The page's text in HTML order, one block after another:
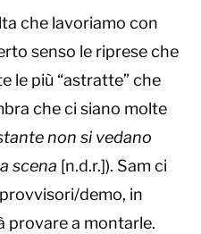
che lavoriamo con
senso le riprese che
le più “astratte” che
che ci siano molte
non si vedano
scena [n.d.r.]). Sam ci
demo, in
provare a montarle.